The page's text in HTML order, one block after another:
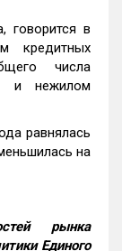
говорится в
кредитных
числа
и нежилом
равнялась
на
рынка
Единого